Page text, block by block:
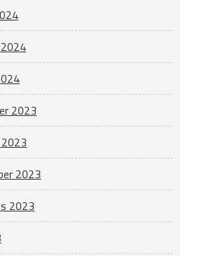
2023
2023
2023